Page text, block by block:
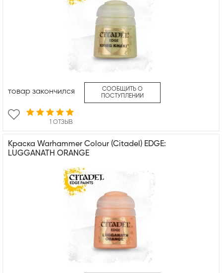
1 ОТЗЫВ
товар закончился
СООБЩИТЬ О
ПОСТУПЛЕНИИ
Краска Warhammer Colour (Citadel) EDGE:
LUGGANATH ORANGE